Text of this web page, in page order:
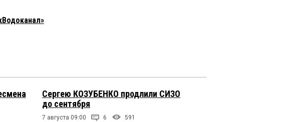
Сергею КОЗУБЕНКО продлили СИЗО
до сентября
7 августа 09:00 6 591